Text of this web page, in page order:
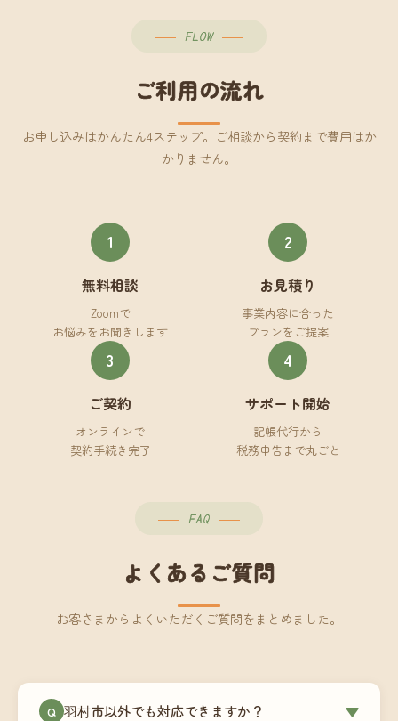
FLOW
ご利用の流れ
お申し込みはかんたん4ステップ。ご相談から契約まで費用はか
かりません。
1
無料相談
Zoomで
お悩みをお聞きします
2
お見積り
事業内容に合った
プランをご提案
3
ご契約
オンラインで
契約手続き完了
4
サポート開始
記帳代行から
税務申告まで丸ごと
FAQ
よくあるご質問
お客さまからよくいただくご質問をまとめました。
Q 羽村市以外でも対応できますか？ ▼